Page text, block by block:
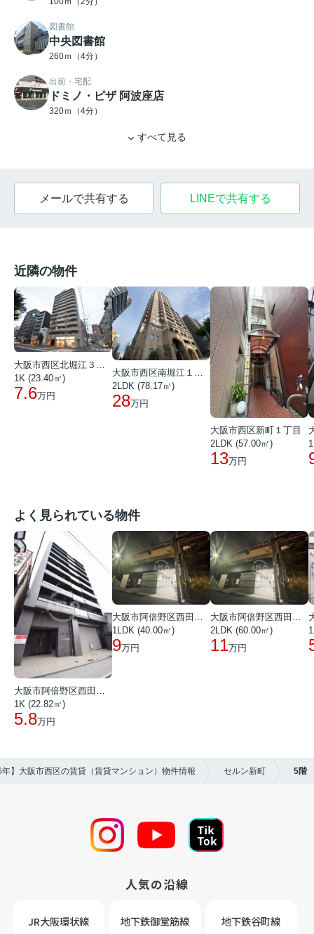
図書館
中央図書館
260ｍ（4分）
出前・宅配
ドミノ・ピザ 阿波座店
320ｍ（4分）
すべて見る
メールで共有する LINEで共有する
近隣の物件
1K (23.40㎡)
7.6万円
大阪市西区南堀江１丁目
2LDK (78.17㎡)
28万円
大阪市西区新町１丁目
2LDK (57.00㎡)
13万円
よく見られている物件
大阪市阿倍野区西田辺町１丁目
1K (22.82㎡)
5.8万円
大阪市阿倍野区西田辺町１丁目
1LDK (40.00㎡)
9万円
大阪市阿倍野区西田辺町１丁目
2LDK (60.00㎡)
11万円
】大阪市西区の賃貸（賃貸マンション）物件情報 セルン新町 5階
人気の沿線
JR大阪環状線 地下鉄御堂筋線 地下鉄谷町線